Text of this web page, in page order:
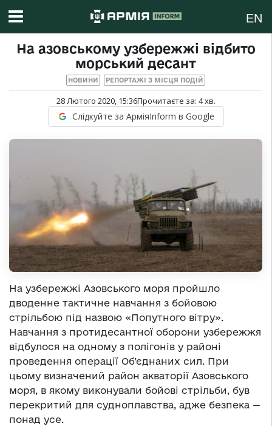
EN
На азовському узбережжі відбито
морський десант
НОВИНИ РЕПОРТАЖІ З МІСЦЯ ПОДІЙ
28 Лютого 2020, 15:36Прочитаєте за: 4хв.
Слідкуйте за АрміяInform в Google
На узбережжі Азовського моря пройшло
дводенне тактичне навчання з бойовою
стрільбою під назвою «Попутного вітру».
Навчання з протидесантної оборони узбережжя
відбулося на одному з полігонів у районі
проведення операції Об’єднаних сил. При
цьому визначений район акваторії Азовського
моря, в якому виконували бойові стрільби, був
перекритий для судноплавства, адже безпека —
понад усе.